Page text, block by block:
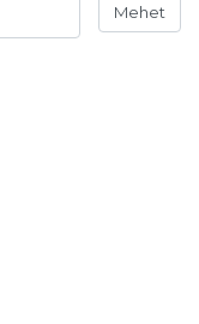
Mehet